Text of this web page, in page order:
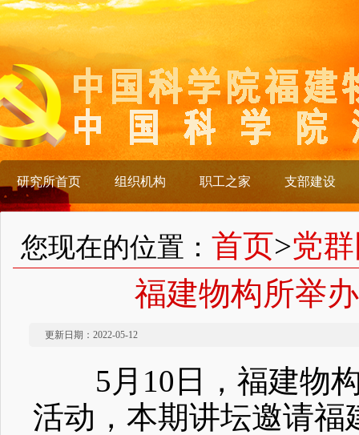
研究所首页 组织机构 职工之家 支部建设
您现在的位置： 首页>党
福建物构所举
更新日期：2022-05-12
5 月 10 日，福建物
活动，本期讲坛邀请